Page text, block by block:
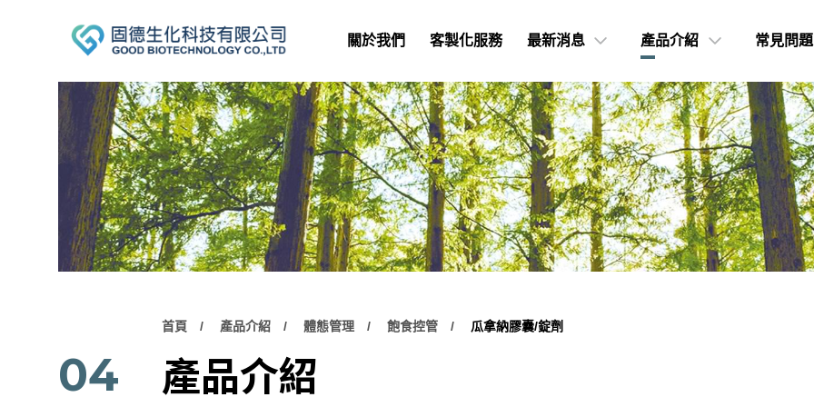
關於我們 客製化服務 最新消息 產品介紹 常見問題
04
首頁 產品介紹 體態管理 飽食控管 瓜拿納膠囊/錠劑
產品介紹